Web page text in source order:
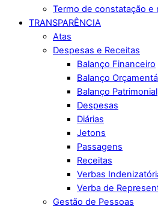
Termo de constatação e
TRANSPARÊNCIA
Atas
Despesas e Receitas
Balanço Financeiro
Balanço
Balanço Patrimonial
Despesas
Diárias
Jetons
Passagens
Receitas
Verbas
Verba de
Gestão de Pessoas